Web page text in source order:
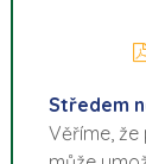
Středem
Věříme,